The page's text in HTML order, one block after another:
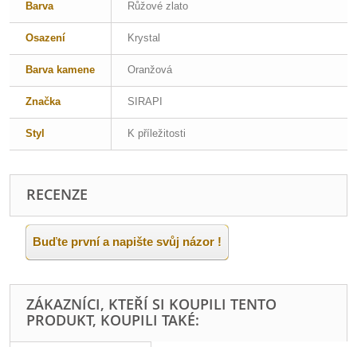
Barva Růžové zlato
Osazení Krystal
Barva kamene Oranžová
Značka SIRAPI
Styl K příležitosti
RECENZE
Buďte první a napište svůj názor !
ZÁKAZNÍCI, KTEŘÍ SI KOUPILI TENTO
PRODUKT, KOUPILI TAKÉ: